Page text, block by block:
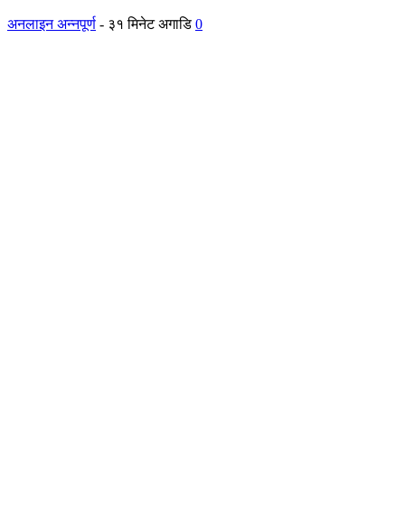
अनलाइन अन्नपूर्ण - ३१ मिनेट अगाडि 0